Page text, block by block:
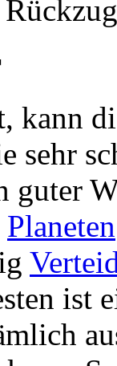
kann
sehr
guter
Planeten
ist